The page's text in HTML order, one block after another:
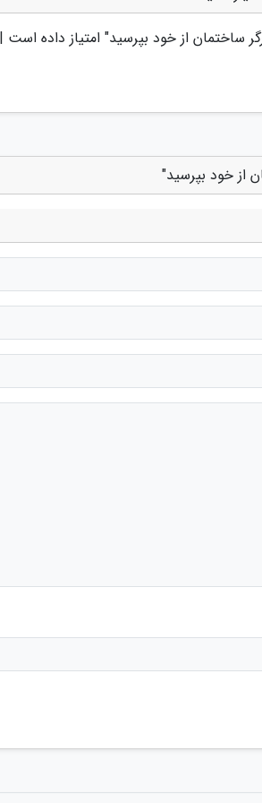
" امتیاز داده است |